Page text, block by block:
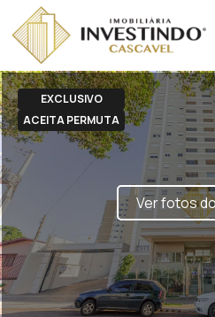
EXCLUSIVO
ACEITA PERMUTA
Ver fotos